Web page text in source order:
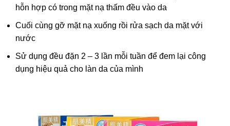
hỗn hợp có trong mặt nạ thấm đều vào da
Cuối cùng gỡ mặt nạ xuống rồi rửa sạch da mặt với
nước
Sử dụng đều đặn 2 – 3 lần mỗi tuần để đem lại công
dụng hiệu quả cho làn da của mình